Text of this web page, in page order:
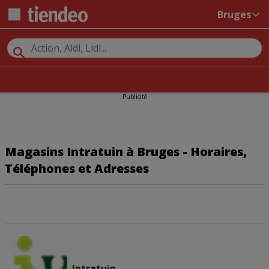
Bruges
Publicité
Magasins Intratuin à Bruges - Horaires,
Téléphones et Adresses